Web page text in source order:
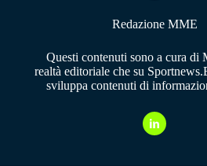
Redazione MME
Questi contenuti sono a cura di
realtà editoriale che su
sviluppa contenuti di